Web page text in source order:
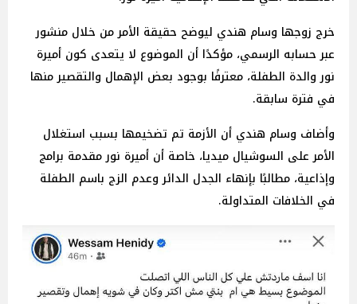
خرج زوجها وسام هندي ليوضح حقيقة الأمر من خلال منشور
عبر حسابه الرسمي، مؤكدًا أن الموضوع لا يتعدى كون أميرة
نور والدة الطفلة، معترفًا بوجود بعض الإهمال والتقصير منها
في فترة سابقة.
وأضاف وسام هندي أن الأزمة تم تضخيمها بسبب استغلال
الأمر على السوشيال ميديا، خاصة أن أميرة نور مقدمة برامج
وإذاعية، مطالبًا بإنهاء الجدل الدائر وعدم الزج باسم الطفلة
في الخلافات المتداولة.